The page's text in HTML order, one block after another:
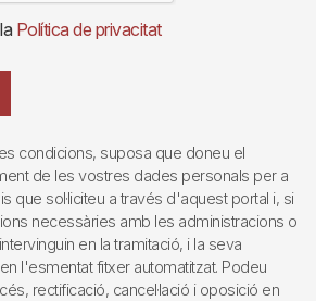
Política de privacitat
condicions, suposa que doneu el
de les vostres dades personals per a
que sol·liciteu a través d'aquest portal i, si
necessàries amb les administracions o
en la tramitació, i la seva
l'esmentat fitxer automatitzat. Podeu
rectificació, cancel·lació i oposició en